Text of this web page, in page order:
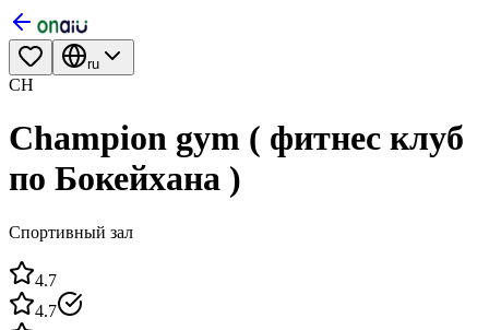
ru
CH
Champion gym ( фитнес клуб
по Бокейхана )
Спортивный зал
4.7
4.7